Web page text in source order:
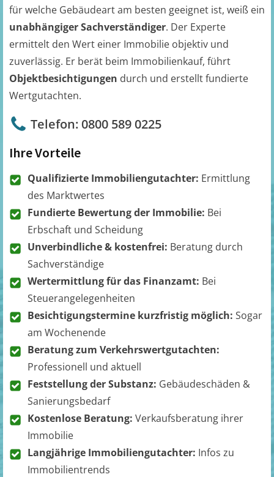
für welche Gebäudeart am besten geeignet ist, weiß ein
unabhängiger Sachverständiger. Der Experte
ermittelt den Wert einer Immobilie objektiv und
zuverlässig. Er berät beim Immobilienkauf, führt
Objektbesichtigungen durch und erstellt fundierte
Wertgutachten.
Telefon: 0800 589 0225
Ihre Vorteile
Qualifizierte Immobiliengutachter: Ermittlung
des Marktwertes
Fundierte Bewertung der Immobilie: Bei
Erbschaft und Scheidung
Unverbindliche & kostenfrei: Beratung durch
Sachverständige
Wertermittlung für das Finanzamt: Bei
Steuerangelegenheiten
Besichtigungstermine kurzfristig möglich: Sogar
am Wochenende
Beratung zum Verkehrswertgutachten:
Professionell und aktuell
Feststellung der Substanz: Gebäudeschäden &
Sanierungsbedarf
Kostenlose Beratung: Verkaufsberatung ihrer
Immobilie
Langjährige Immobiliengutachter: Infos zu
Immobilientrends